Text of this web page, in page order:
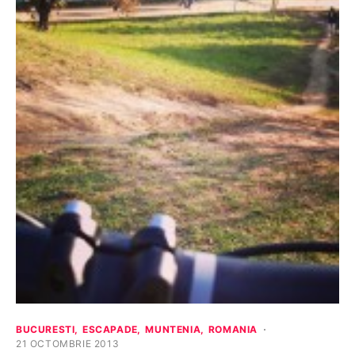
BUCURESTI ESCAPADE MUNTENIA
ROMANIA
21 OCTOMBRIE 2013